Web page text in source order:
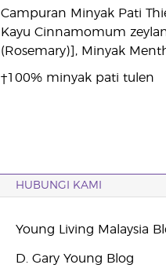
Campuran Minyak Pati
Kayu Cinnamomum
(Rosemary)], Minyak
†100% minyak pati tulen
HUBUNGI KAMI
Young Living Malaysia
D. Gary Young Blog